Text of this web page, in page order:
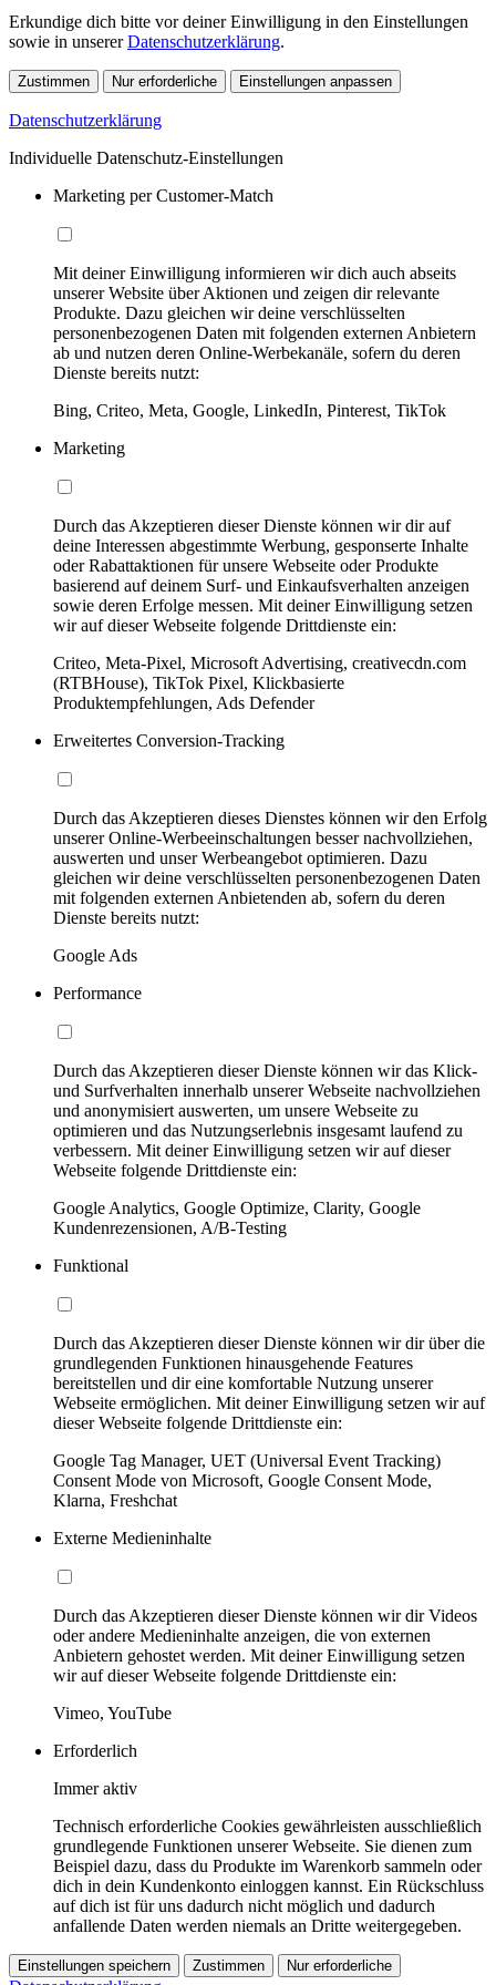
Erkundige dich bitte vor deiner Einwilligung in den Einstellungen
sowie in unsererDatenschutzerklärung.
Zustimmen Nur erforderliche Einstellungen anpassen
Datenschutzerklärung
Individuelle Datenschutz-Einstellungen
Marketing per Customer-Match
Mit deiner Einwilligung informieren wir dich auch abseits
unserer Website über Aktionen und zeigen dir relevante
Produkte. Dazu gleichen wir deine verschlüsselten
personenbezogenen Daten mit folgenden externen Anbietern
ab und nutzen deren Online-Werbekanäle, sofern du deren
Dienste bereits nutzt:
Bing, Criteo, Meta, Google, LinkedIn, Pinterest, TikTok
Marketing
Durch das Akzeptieren dieser Dienste können wir dir auf
deine Interessen abgestimmte Werbung, gesponserte Inhalte
oder Rabattaktionen für unsere Webseite oder Produkte
basierend auf deinem Surf- und Einkaufsverhalten anzeigen
sowie deren Erfolge messen. Mit deiner Einwilligung setzen
wir auf dieser Webseite folgende Drittdienste ein:
Criteo, Meta-Pixel, Microsoft Advertising, creativecdn.com
(RTBHouse), TikTok Pixel, Klickbasierte
Produktempfehlungen, Ads Defender
Erweitertes Conversion-Tracking
Durch das Akzeptieren dieses Dienstes können wir den Erfolg
unserer Online-Werbeeinschaltungen besser nachvollziehen,
auswerten und unser Werbeangebot optimieren. Dazu
gleichen wir deine verschlüsselten personenbezogenen Daten
mit folgenden externen Anbietenden ab, sofern du deren
Dienste bereits nutzt:
Google Ads
Performance
Durch das Akzeptieren dieser Dienste können wir das Klick-
und Surfverhalten innerhalb unserer Webseite nachvollziehen
und anonymisiert auswerten, um unsere Webseite zu
optimieren und das Nutzungserlebnis insgesamt laufend zu
verbessern. Mit deiner Einwilligung setzen wir auf dieser
Webseite folgende Drittdienste ein:
Google Analytics, Google Optimize, Clarity, Google
Kundenrezensionen, A/B-Testing
Funktional
Durch das Akzeptieren dieser Dienste können wir dir über die
grundlegenden Funktionen hinausgehende Features
bereitstellen und dir eine komfortable Nutzung unserer
Webseite ermöglichen. Mit deiner Einwilligung setzen wir auf
dieser Webseite folgende Drittdienste ein:
Google Tag Manager, UET (Universal Event Tracking)
Consent Mode von Microsoft, Google Consent Mode,
Klarna, Freshchat
Externe Medieninhalte
Durch das Akzeptieren dieser Dienste können wir dir Videos
oder andere Medieninhalte anzeigen, die von externen
Anbietern gehostet werden. Mit deiner Einwilligung setzen
wir auf dieser Webseite folgende Drittdienste ein:
Vimeo, YouTube
Erforderlich
Immer aktiv
Technisch erforderliche Cookies gewährleisten ausschließlich
grundlegende Funktionen unserer Webseite. Sie dienen zum
Beispiel dazu, dass du Produkte im Warenkorb sammeln oder
dich in dein Kundenkonto einloggen kannst. Ein Rückschluss
auf dich ist für uns dadurch nicht möglich und dadurch
anfallende Daten werden niemals an Dritte weitergegeben.
Einstellungen speichern Zustimmen Nur erforderliche